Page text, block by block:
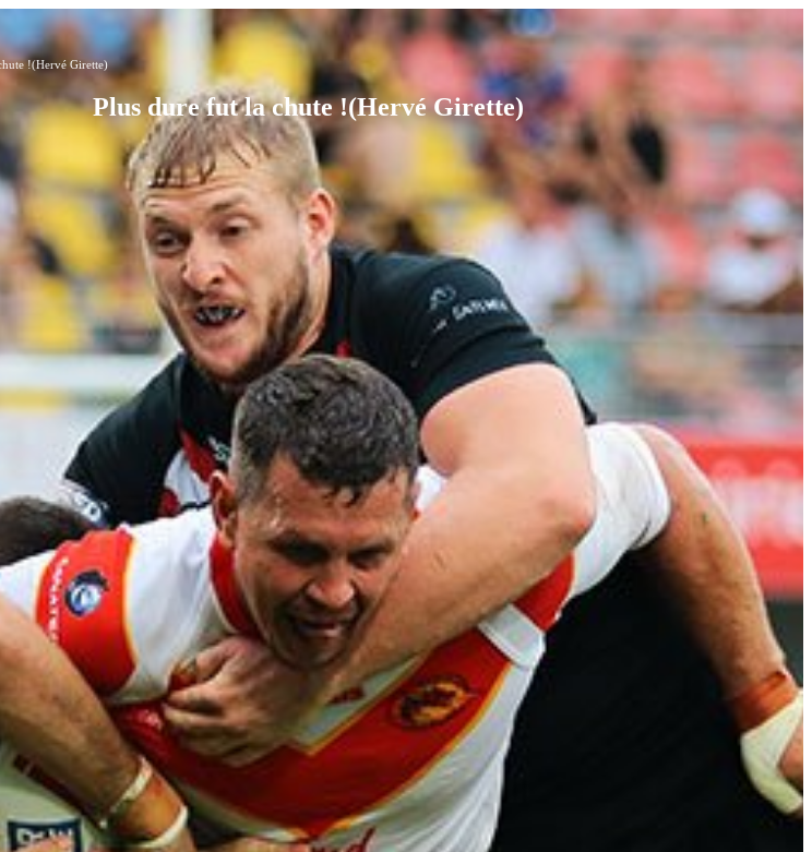
!(Hervé Girette)
Plus dure fut la chute !(Hervé Girette)